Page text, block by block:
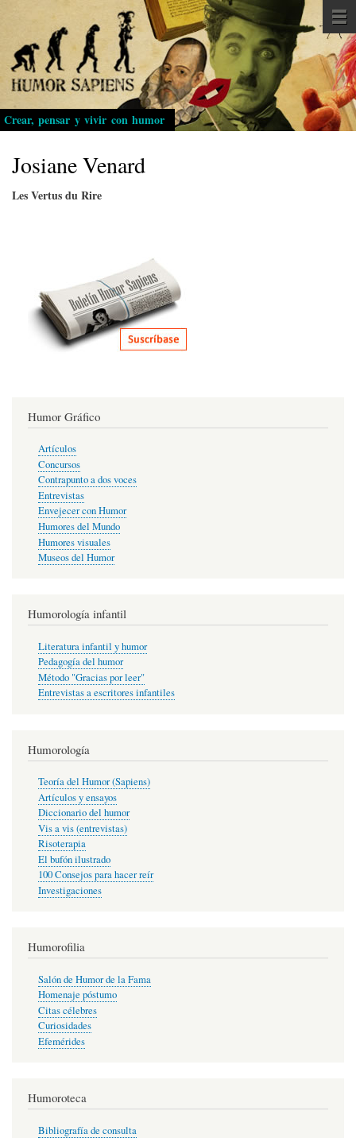
Pasar
al
contenido
principal
Crear, pensar y vivir con humor
Josiane Venard
Les Vertus du Rire
Humor Gráfico
Artículos
Concursos
Contrapunto a dos voces
Entrevistas
Envejecer con Humor
Humores del Mundo
Humores visuales
Museos del Humor
Humorología infantil
Literatura infantil y humor
Pedagogía del humor
Método "Gracias por leer"
Entrevistas a escritores infantiles
Humorología
Teoría del Humor (Sapiens)
Artículos y ensayos
Diccionario del humor
Vis a vis (entrevistas)
Risoterapia
El bufón ilustrado
100 Consejos para hacer reír
Investigaciones
Humorofilia
Salón de Humor de la Fama
Homenaje póstumo
Citas célebres
Curiosidades
Efemérides
Humoroteca
Bibliografía de consulta